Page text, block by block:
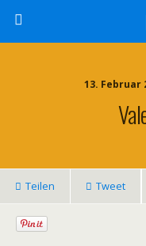
13. Februar
Teilen Tweet